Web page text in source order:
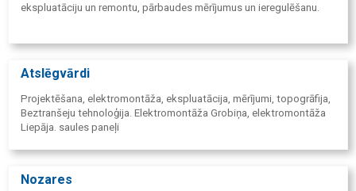
ekspluatāciju un remontu, pārbaudes mērījumus un ieregulēšanu.
Atslēgvārdi
Projektēšana, elektromontāža, ekspluatācija, mērījumi, topogrāfija,
Beztranšeju tehnoloģija. Elektromontāža Grobiņa, elektromontāža
Liepāja. saules paneļi
Nozares